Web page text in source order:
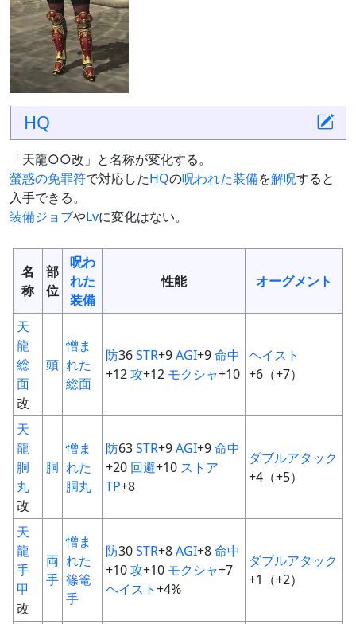
HQ
「天龍○○改」と名称が変化する。
螢惑の免罪符で対応したHQの呪われた装備を解呪すると
入手できる。
装備ジョブやLvに変化はない。
名
称
部
位
呪わ
れた
装備
性能 オーグメント
天
龍
総
面
改
頭
憎ま
れた
総面
防36STR+9AGI+9命中
+12攻+12 モクシャ+10
ヘイスト
+6（+7）
天
龍
胴
丸
改
胴
憎ま
れた
胴丸
防63STR+9AGI+9命中
+20 回避+10 ストア
TP+8
ダブルアタック
+4（+5）
天
龍
手
甲
改
両
手
憎ま
れた
篠篭
手
防30STR+8AGI+8命中
+10攻+10 モクシャ+7
ヘイスト+4%
ダブルアタック
+1（+2）